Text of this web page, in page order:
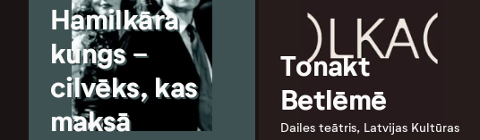
Hamilkāra
kungs -
cilvēks, kas
maksā
Tonakt
Betlēmē
Dailes teātris, Latvijas Kultūras